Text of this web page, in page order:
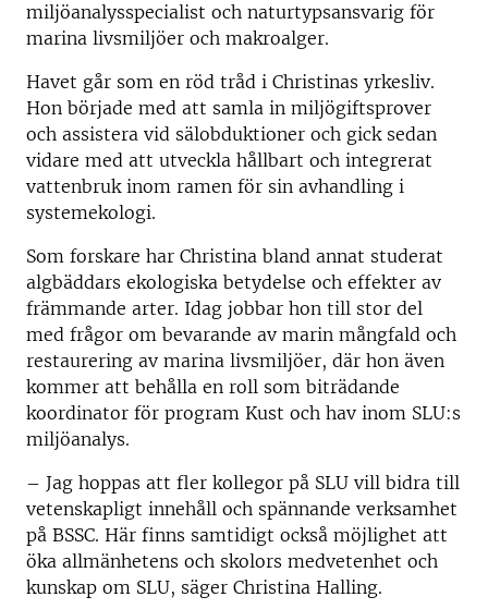
miljöanalysspecialist och naturtypsansvarig för
marina livsmiljöer och makroalger.
Havet går som en röd tråd i Christinas yrkesliv.
Hon började med att samla in miljögiftsprover
och assistera vid sälobduktioner och gick sedan
vidare med att utveckla hållbart och integrerat
vattenbruk inom ramen för sin avhandling i
systemekologi.
Som forskare har Christina bland annat studerat
algbäddars ekologiska betydelse och effekter av
främmande arter. Idag jobbar hon till stor del
med frågor om bevarande av marin mångfald och
restaurering av marina livsmiljöer, där hon även
kommer att behålla en roll som biträdande
koordinator för program Kust och hav inom SLU:s
miljöanalys.
– Jag hoppas att fler kollegor på SLU vill bidra till
vetenskapligt innehåll och spännande verksamhet
på BSSC. Här finns samtidigt också möjlighet att
öka allmänhetens och skolors medvetenhet och
kunskap om SLU, säger Christina Halling.